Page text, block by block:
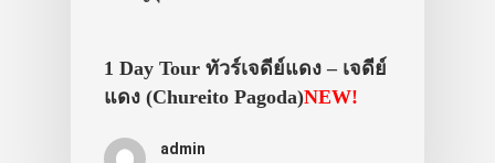
1 Day Tour ทัวร์เจดีย์แดง – เจดีย์
แดง (Chureito Pagoda)NEW!
admin